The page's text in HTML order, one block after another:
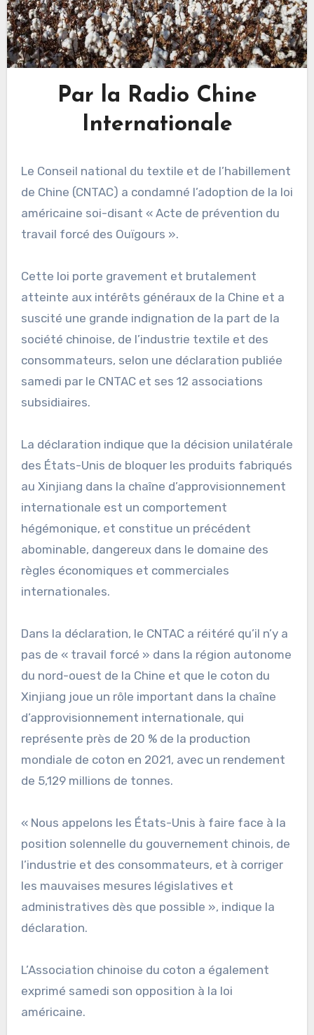
Par la Radio Chine
Internationale
Le Conseil national du textile et de l’habillement
de Chine (CNTAC) a condamné l’adoption de la loi
américaine soi-disant « Acte de prévention du
travail forcé des Ouïgours ».
Cette loi porte gravement et brutalement
atteinte aux intérêts généraux de la Chine et a
suscité une grande indignation de la part de la
société chinoise, de l’industrie textile et des
consommateurs, selon une déclaration publiée
samedi par le CNTAC et ses 12 associations
subsidiaires.
La déclaration indique que la décision unilatérale
des États-Unis de bloquer les produits fabriqués
au Xinjiang dans la chaîne d’approvisionnement
internationale est un comportement
hégémonique, et constitue un précédent
abominable, dangereux dans le domaine des
règles économiques et commerciales
internationales.
Dans la déclaration, le CNTAC a réitéré qu’il n’y a
pas de « travail forcé » dans la région autonome
du nord-ouest de la Chine et que le coton du
Xinjiang joue un rôle important dans la chaîne
d’approvisionnement internationale, qui
représente près de 20 % de la production
mondiale de coton en 2021, avec un rendement
de 5,129 millions de tonnes.
« Nous appelons les États-Unis à faire face à la
position solennelle du gouvernement chinois, de
l’industrie et des consommateurs, et à corriger
les mauvaises mesures législatives et
administratives dès que possible », indique la
déclaration.
L’Association chinoise du coton a également
exprimé samedi son opposition à la loi
américaine.